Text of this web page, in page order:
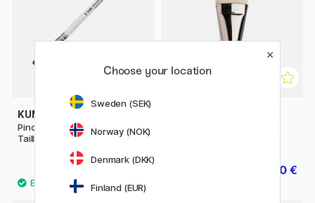
KUM
Pinceau Memory Point Plat
Taille 14
32.40 €
Choose your location
Sweden (SEK)
Norway (NOK)
Denmark (DKK)
Finland (EUR)